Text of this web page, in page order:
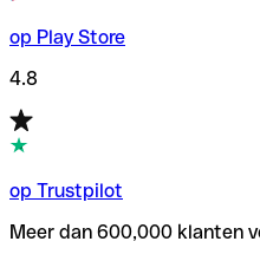
op Play Store
4.8
op Trustpilot
Meer dan 600,000 klanten